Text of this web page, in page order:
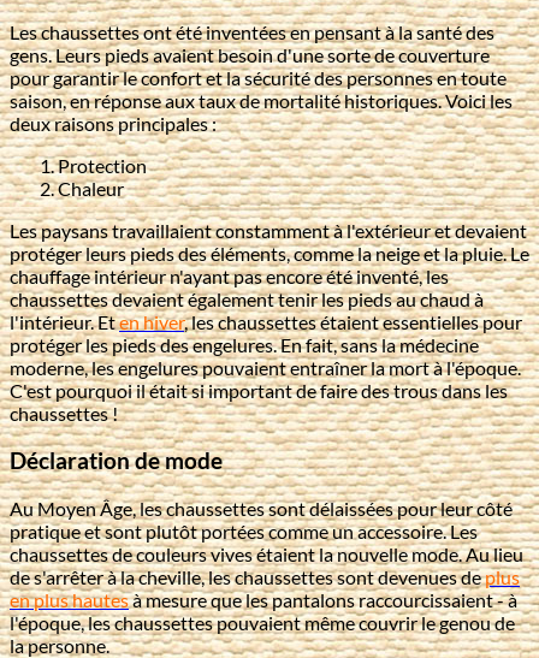
Les chaussettes ont été inventées en pensant à la santé des
gens. Leurs pieds avaient besoin d'une sorte de couverture
pour garantir le confort et la sécurité des personnes en toute
saison, en réponse aux taux de mortalité historiques. Voici les
deux raisons principales :
Protection
Chaleur
Les paysans travaillaient constamment à l'extérieur et devaient
protéger leurs pieds des éléments, comme la neige et la pluie. Le
chauffage intérieur n'ayant pas encore été inventé, les
chaussettes devaient également tenir les pieds au chaud à
l'intérieur. Eten hiver, les chaussettes étaient essentielles pour
protéger les pieds des engelures. En fait, sans la médecine
moderne, les engelures pouvaient entraîner la mort à l'époque.
C'est pourquoi il était si important de faire des trous dans les
chaussettes !
Déclaration de mode
Au Moyen Âge, les chaussettes sont délaissées pour leur côté
pratique et sont plutôt portées comme un accessoire. Les
chaussettes de couleurs vives étaient la nouvelle mode. Au lieu
de s'arrêter à la cheville, les chaussettes sont devenues deplus
en plus hautesà mesure que les pantalons raccourcissaient - à
l'époque, les chaussettes pouvaient même couvrir le genou de
la personne.